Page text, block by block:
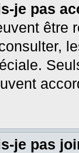
je pas
être
je pas